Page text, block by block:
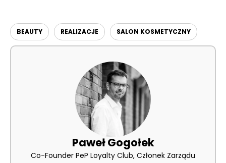
BEAUTY REALIZACJE SALON KOSMETYCZNY
Paweł Gogołek
Co-Founder PeP Loyalty Club, Członek Zarządu